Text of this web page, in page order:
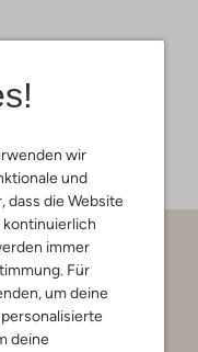
wir
und
dass die Website
immer
Für
um deine
deine